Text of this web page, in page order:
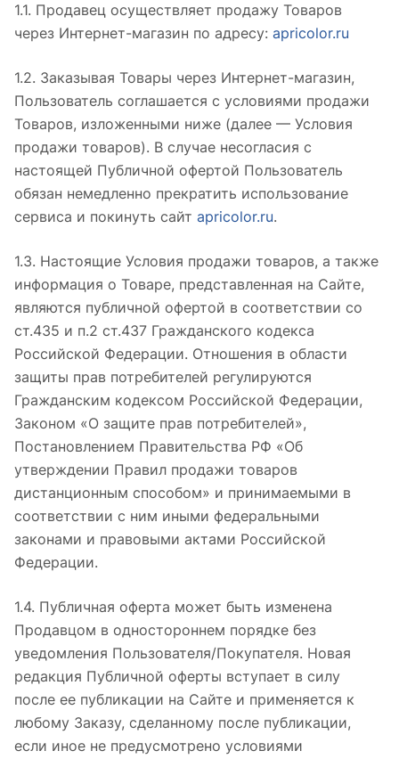
1.1. Продавец осуществляет продажу Товаров
через Интернет-магазин по адресу: apricolor.ru
1.2. Заказывая Товары через Интернет-магазин,
Пользователь соглашается с условиями продажи
Товаров, изложенными ниже (далее — Условия
продажи товаров). В случае несогласия с
настоящей Публичной офертой Пользователь
обязан немедленно прекратить использование
сервиса и покинуть сайт apricolor.ru.
1.3. Настоящие Условия продажи товаров, а также
информация о Товаре, представленная на Сайте,
являются публичной офертой в соответствии со
ст.435 и п.2 ст.437 Гражданского кодекса
Российской Федерации. Отношения в области
защиты прав потребителей регулируются
Гражданским кодексом Российской Федерации,
Законом «О защите прав потребителей»,
Постановлением Правительства РФ «Об
утверждении Правил продажи товаров
дистанционным способом» и принимаемыми в
соответствии с ним иными федеральными
законами и правовыми актами Российской
Федерации.
1.4. Публичная оферта может быть изменена
Продавцом в одностороннем порядке без
уведомления Пользователя/Покупателя. Новая
редакция Публичной оферты вступает в силу
после ее публикации на Сайте и применяется к
любому Заказу, сделанному после публикации,
если иное не предусмотрено условиями